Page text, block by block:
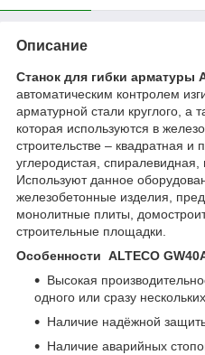
Описание
Станок для гибки арматуры
автоматическим контролем
арматурной стали круглого, а
которая используются в
строительстве – квадратная и
углеродистая, спиралевидная,
Используют данное
железобетонные изделия,
монолитные плиты,
строительные площадки.
Особенности ALTECO
Высокая
одного или сразу
Наличие надёжной
Наличие аварийных